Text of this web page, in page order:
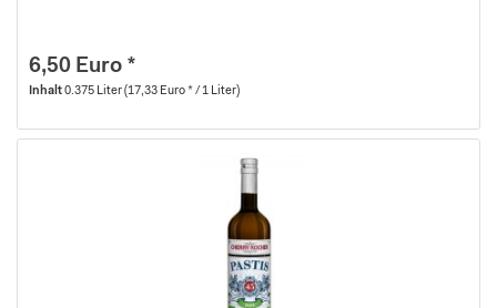
6,50 Euro *
Inhalt0.375 Liter(17,33 Euro * / 1 Liter)